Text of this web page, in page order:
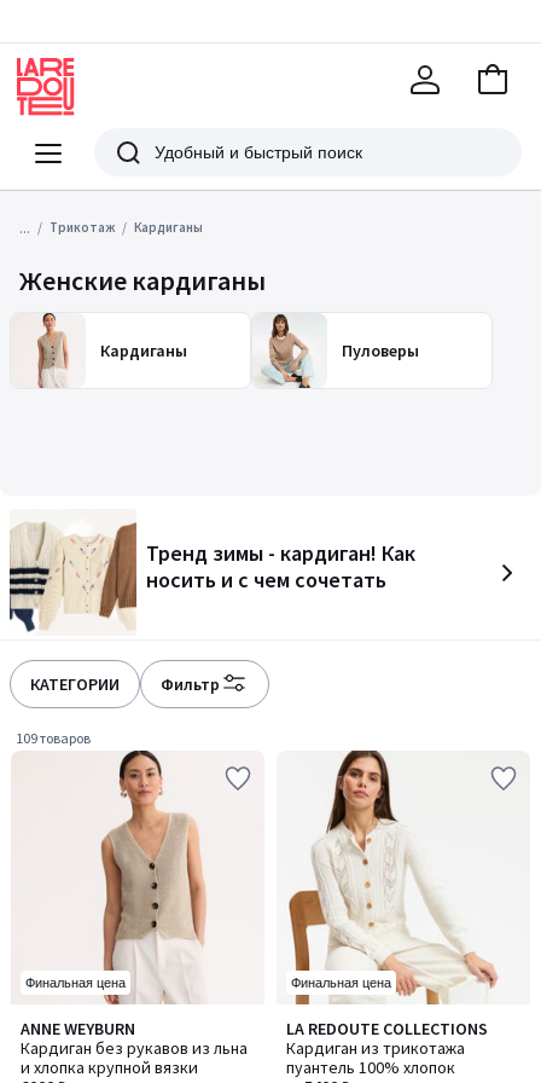
Меню
Redoute
Поиск
В
... Трикотаж Кардиганы
Женские кардиганы
Кардиганы Пуловеры
Тренд зимы - кардиган! Как
носить и с чем сочетать
КАТЕГОРИИ Фильтр
109 товаров
Финальная цена
ANNE WEYBURN
Кардиган без рукавов из льна
и хлопка крупной вязки
4,6
/ 5
Финальная цена
LA REDOUTE COLLECTIONS
Кардиган из трикотажа
пуантель 100% хлопок
4,5
/ 5